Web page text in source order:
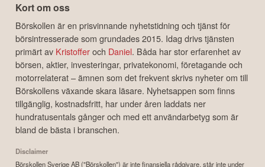
Kort om oss
Börskollen är en prisvinnande nyhetstidning och tjänst för
börsintresserade som grundades 2015. Idag drivs tjänsten
primärt av Kristofferoch Daniel. Båda har stor erfarenhet av
börsen, aktier, investeringar, privatekonomi, företagande och
motorrelaterat – ämnen som det frekvent skrivs nyheter om till
Börskollens växande skara läsare. Nyhetsappen som finns
tillgänglig, kostnadsfritt, har under åren laddats ner
hundratusentals gånger och med ett användarbetyg som är
bland de bästa i branschen.
Disclaimer
Börskollen Sverige AB ("Börskollen") är inte finansiella rådgivare, står inte under